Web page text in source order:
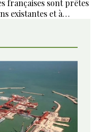
françaises sont prêtes
existantes et à